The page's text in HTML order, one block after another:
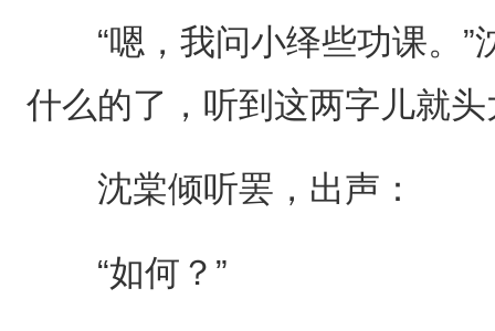
“嗯，我问小绎些功课。”
什么的了，听到这两字儿就头
沈棠倾听罢，出声：
“如何？”